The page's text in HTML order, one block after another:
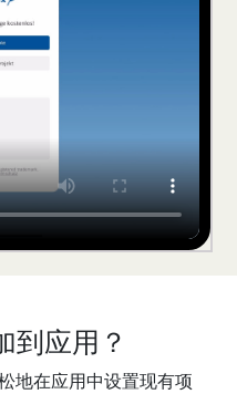
到应用？
地在应用中设置现有项